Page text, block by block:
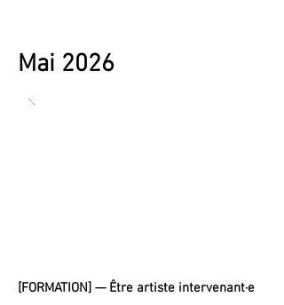
Mai 2026
[FORMATION] — Être artiste intervenant·e